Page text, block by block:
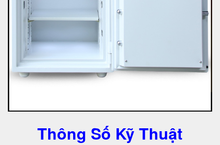
Thông Số Kỹ Thuật